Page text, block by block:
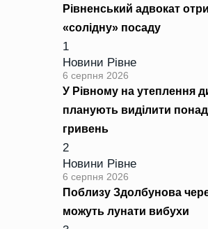
Рівненський адвокат
«солідну» посаду
1
Новини Рівне
6 серпня 2026
У Рівному на утеплення
планують виділити
гривень
2
Новини Рівне
6 серпня 2026
Поблизу Здолбунова
можуть лунати вибухи